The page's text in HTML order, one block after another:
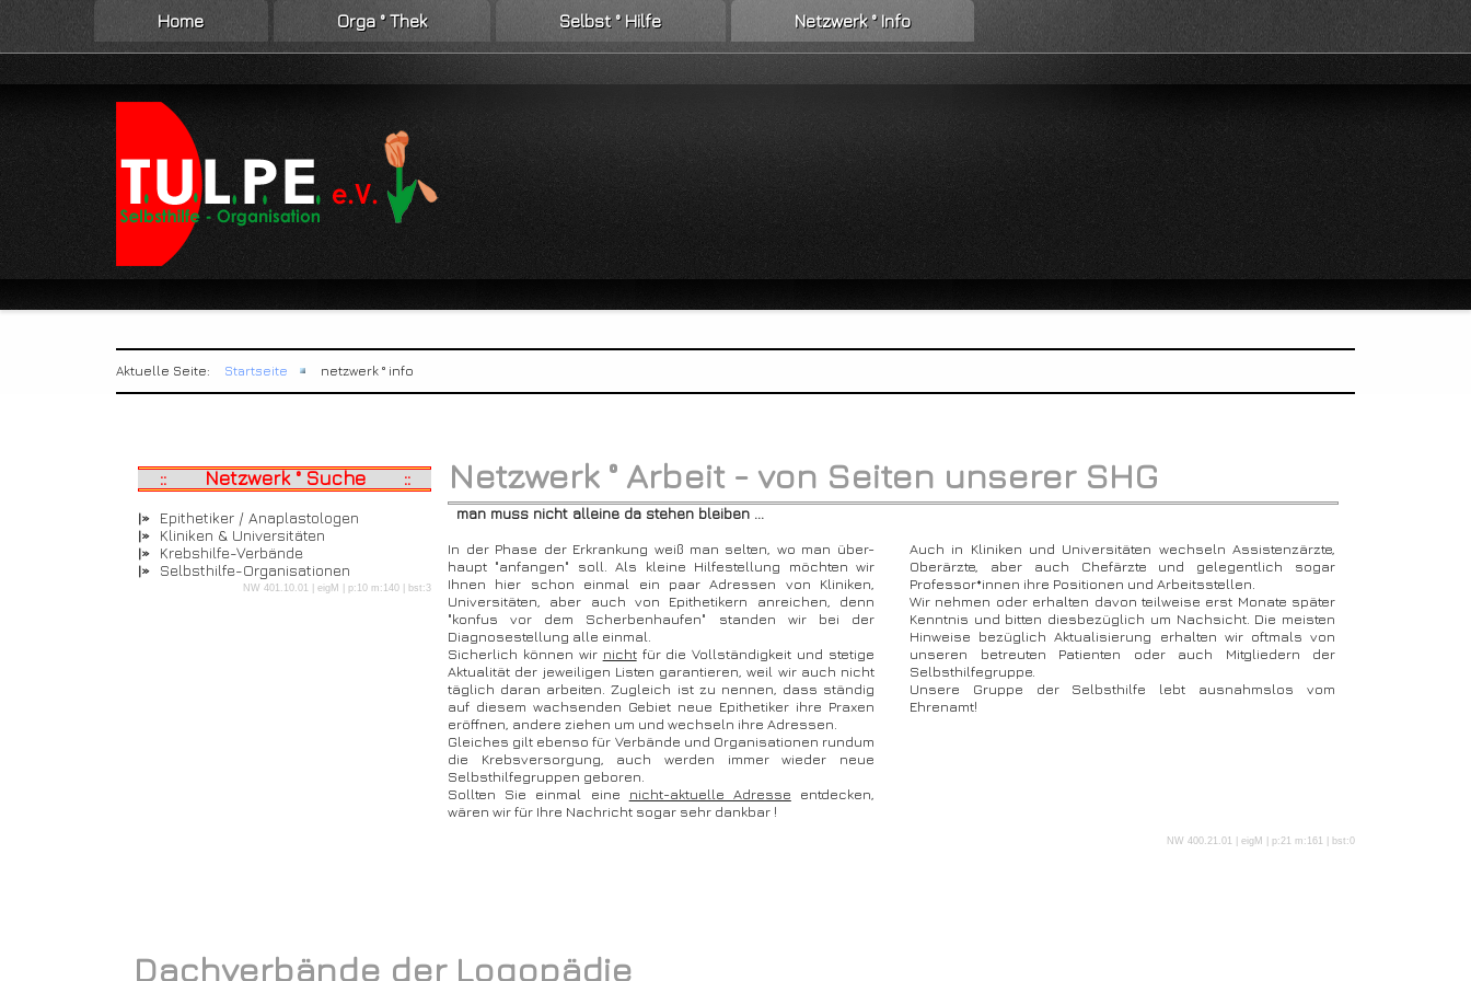
Home Orga ° Thek Selbst ° Hilfe Netzwerk ° Info
Aktuelle Seite: Startseite netzwerk ° info
:: Netzwerk ° Suche ::
|» Epithetiker / Anaplastologen
|» Kliniken & Universitäten
|» Krebshilfe-Verbände
|» Selbsthilfe-Organisationen
NW 401.10.01 | eigM | p:10 m:140 | bst:3
Netzwerk ° Arbeit - von Seiten unserer SHG
man muss nicht alleine da stehen bleiben ...
In der Phase der Erkrankung weiß man selten, wo man über-
haupt "anfangen" soll. Als kleine Hilfestellung möchten wir
Ihnen hier schon einmal ein paar Adressen von Kliniken,
Universitäten, aber auch von Epithetikern anreichen, denn
"konfus vor dem Scherbenhaufen" standen wir bei der
Diagnosestellung alle einmal.
Sicherlich können wir nichtfür die Vollständigkeit und stetige
Aktualität der jeweiligen Listen garantieren, weil wir auch nicht
täglich daran arbeiten. Zugleich ist zu nennen, dass ständig
auf diesem wachsenden Gebiet neue Epithetiker ihre Praxen
eröffnen, andere ziehen um und wechseln ihre Adressen.
Gleiches gilt ebenso für Verbände und Organisationen rundum
die Krebsversorgung, auch werden immer wieder neue
Selbsthilfegruppen geboren.
Sollten Sie einmal eine nicht-aktuelle Adresse entdecken,
wären wir für Ihre Nachricht sogar sehr dankbar !
Auch in Kliniken und Universitäten wechseln Assistenzärzte,
Oberärzte, aber auch Chefärzte und gelegentlich sogar
Professor*innen ihre Positionen und Arbeitsstellen.
Wir nehmen oder erhalten davon teilweise erst Monate später
Kenntnis und bitten diesbezüglich um Nachsicht. Die meisten
Hinweise bezüglich Aktualisierung erhalten wir oftmals von
unseren betreuten Patienten oder auch Mitgliedern der
Selbsthilfegruppe.
Unsere Gruppe der Selbsthilfe lebt ausnahmslos vom
Ehrenamt!
NW 400.21.01 | eigM | p:21 m:161 | bst:0
Dachverbände der Logopädie